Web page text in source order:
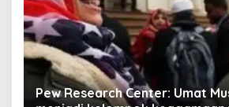
Pew Research Center: Umat